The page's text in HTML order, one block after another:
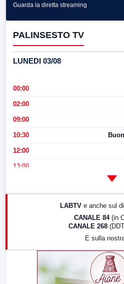
Guarda la diretta streaming
PALINSESTO TV
LUNEDI 03/08
00:00
02:00
09:00
10:30
12:00
13:00
17:00
LABTV e anche sul
CANALE 84 (in
CANALE 268
E sulla